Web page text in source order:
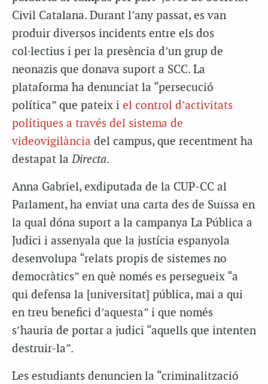
Civil Catalana. Durant l’any passat, es van
produir diversos incidents entre els dos
col·lectius i per la presència d’un grup de
neonazis que donava suport a SCC. La
plataforma ha denunciat la “persecució
política” que pateix i el control d’activitats
polítiques a través del sistema de
videovigilància del campus, que recentment ha
destapat laDirecta.
Anna Gabriel, exdiputada de la CUP-CC al
Parlament, ha enviat una carta des de Suïssa en
la qual dóna suport a la campanya La Pública a
Judici i assenyala que la justícia espanyola
desenvolupa “relats propis de sistemes no
democràtics” en què només es persegueix “a
qui defensa la [universitat] pública, mai a qui
en treu benefici d’aquesta” i que només
s’hauria de portar a judici “aquells que intenten
destruir-la”.
Les estudiants denuncien la “criminalització